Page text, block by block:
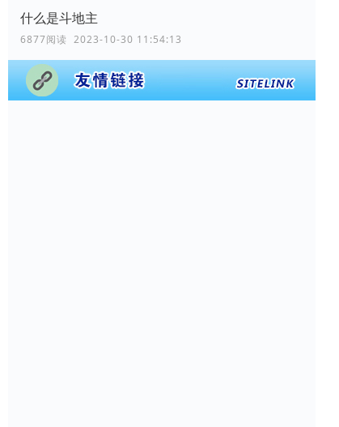
什么是斗地主
6877阅读 2023-10-30 11:54:13